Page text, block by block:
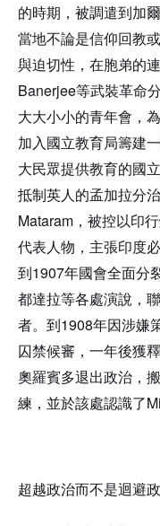
的時期，被調遣到加
當地不論是信仰回教
與迫切性，在胞弟的
Banerjee等武裝革命
大大小小的青年會，
加入國立教育局籌建
大民眾提供教育的國
抵制英人的孟加拉分
Mataram ，被控以印
代表人物，主張印度
到 1907年國會全面分
都達拉等各處演說，
者。到 1908年因涉嫌
囚禁候審，一年後獲
奧羅賓多退出政治，
練，並於該處認識了
超越政治而不是迴避